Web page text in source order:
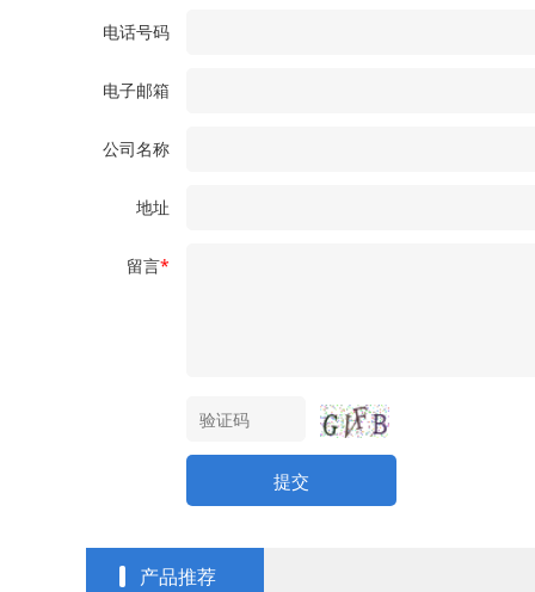
电话号码
电子邮箱
公司名称
地址
留言*
提交
产品推荐